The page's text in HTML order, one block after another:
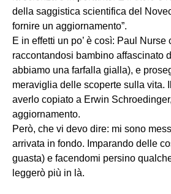
della saggistica scientifica del
fornire un aggiornamento”.
E in effetti un po’ è così: Paul Nurse
raccontandosi bambino affascinato
abbiamo una farfalla gialla), e
meraviglia delle scoperte sulla vita.
averlo copiato a Erwin
aggiornamento.
Però, che vi devo dire: mi sono
arrivata in fondo. Imparando delle
guasta) e facendomi persino
leggerò più in là.